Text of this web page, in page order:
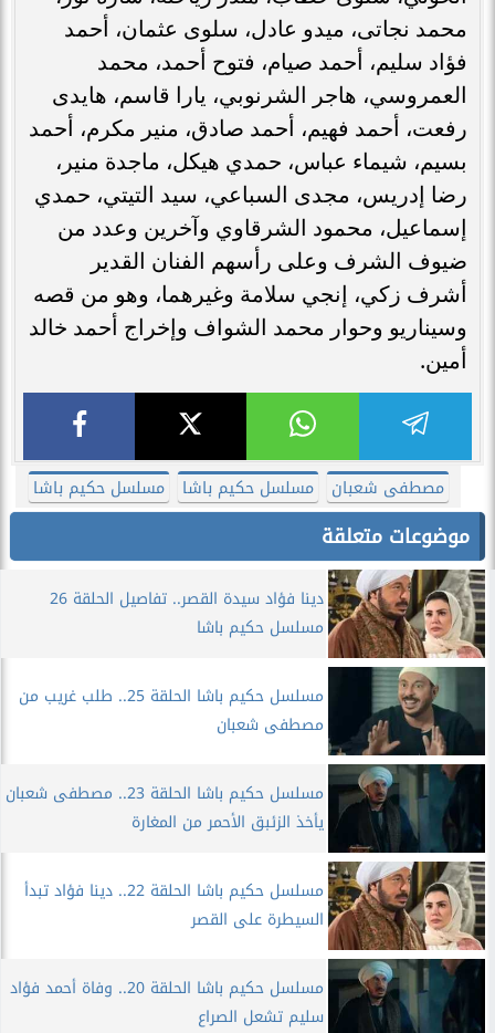
محمد نجاتى، ميدو عادل، سلوى عثمان، أحمد
فؤاد سليم، أحمد صيام، فتوح أحمد، محمد
العمروسي، هاجر الشرنوبي، يارا قاسم، هايدى
رفعت، أحمد فهيم، أحمد صادق، منير مكرم، أحمد
بسيم، شيماء عباس، حمدي هيكل، ماجدة منير،
رضا إدريس، مجدى السباعي، سيد التيتي، حمدي
إسماعيل، محمود الشرقاوي وآخرين وعدد من
ضيوف الشرف وعلى رأسهم الفنان القدير
أشرف زكي، إنجي سلامة وغيرهما، وهو من قصه
وسيناريو وحوار محمد الشواف وإخراج أحمد خالد
أمين.
مصطفى شعبان مسلسل حكيم باشا مسلسل حكيم باشا
موضوعات متعلقة
دينا فؤاد سيدة القصر.. تفاصيل الحلقة 26
مسلسل حكيم باشا
مسلسل حكيم باشا الحلقة 25.. طلب غريب من
مصطفى شعبان
مسلسل حكيم باشا الحلقة 23.. مصطفى شعبان
يأخذ الزئبق الأحمر من المغارة
مسلسل حكيم باشا الحلقة 22.. دينا فؤاد تبدأ
السيطرة على القصر
مسلسل حكيم باشا الحلقة 20.. وفاة أحمد فؤاد
سليم تشعل الصراع